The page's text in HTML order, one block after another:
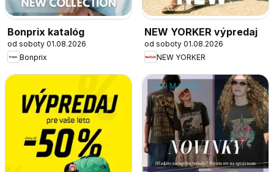
Bonprix katalóg
od soboty 01.08.2026
Bonprix
NEW YORKER výpredaj
od soboty 01.08.2026
NEW YORKER